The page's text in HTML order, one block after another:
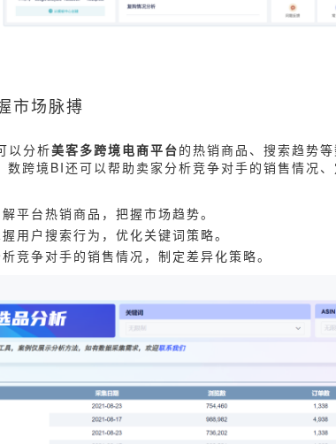
市场脉搏
以分析美客多跨境电商平台的热销商品、搜索趋势
数跨境BI还可以帮助卖家分析竞争对手的销售情况
平台热销商品，把握市场趋势。
用户搜索行为，优化关键词策略。
竞争对手的销售情况，制定差异化策略。